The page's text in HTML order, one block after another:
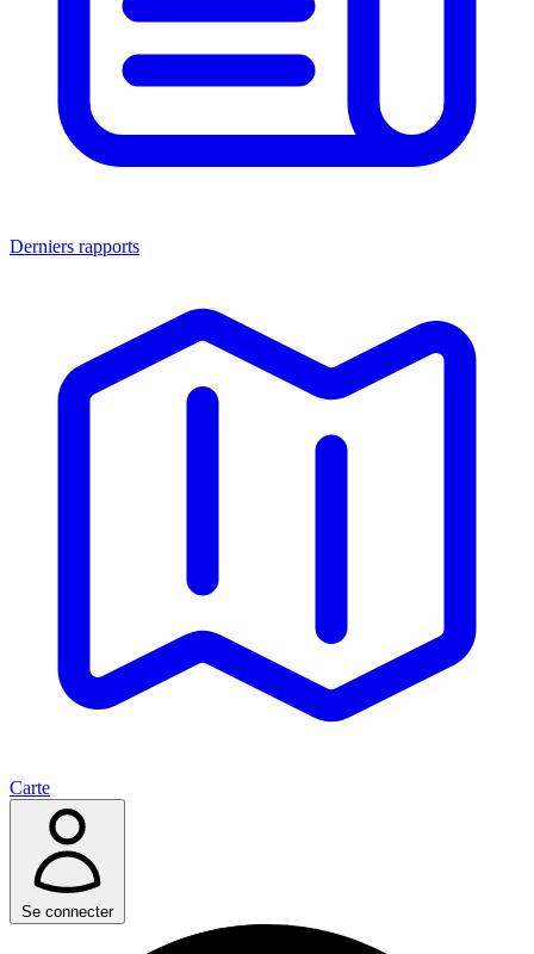
Derniers rapports
Carte
Se connecter